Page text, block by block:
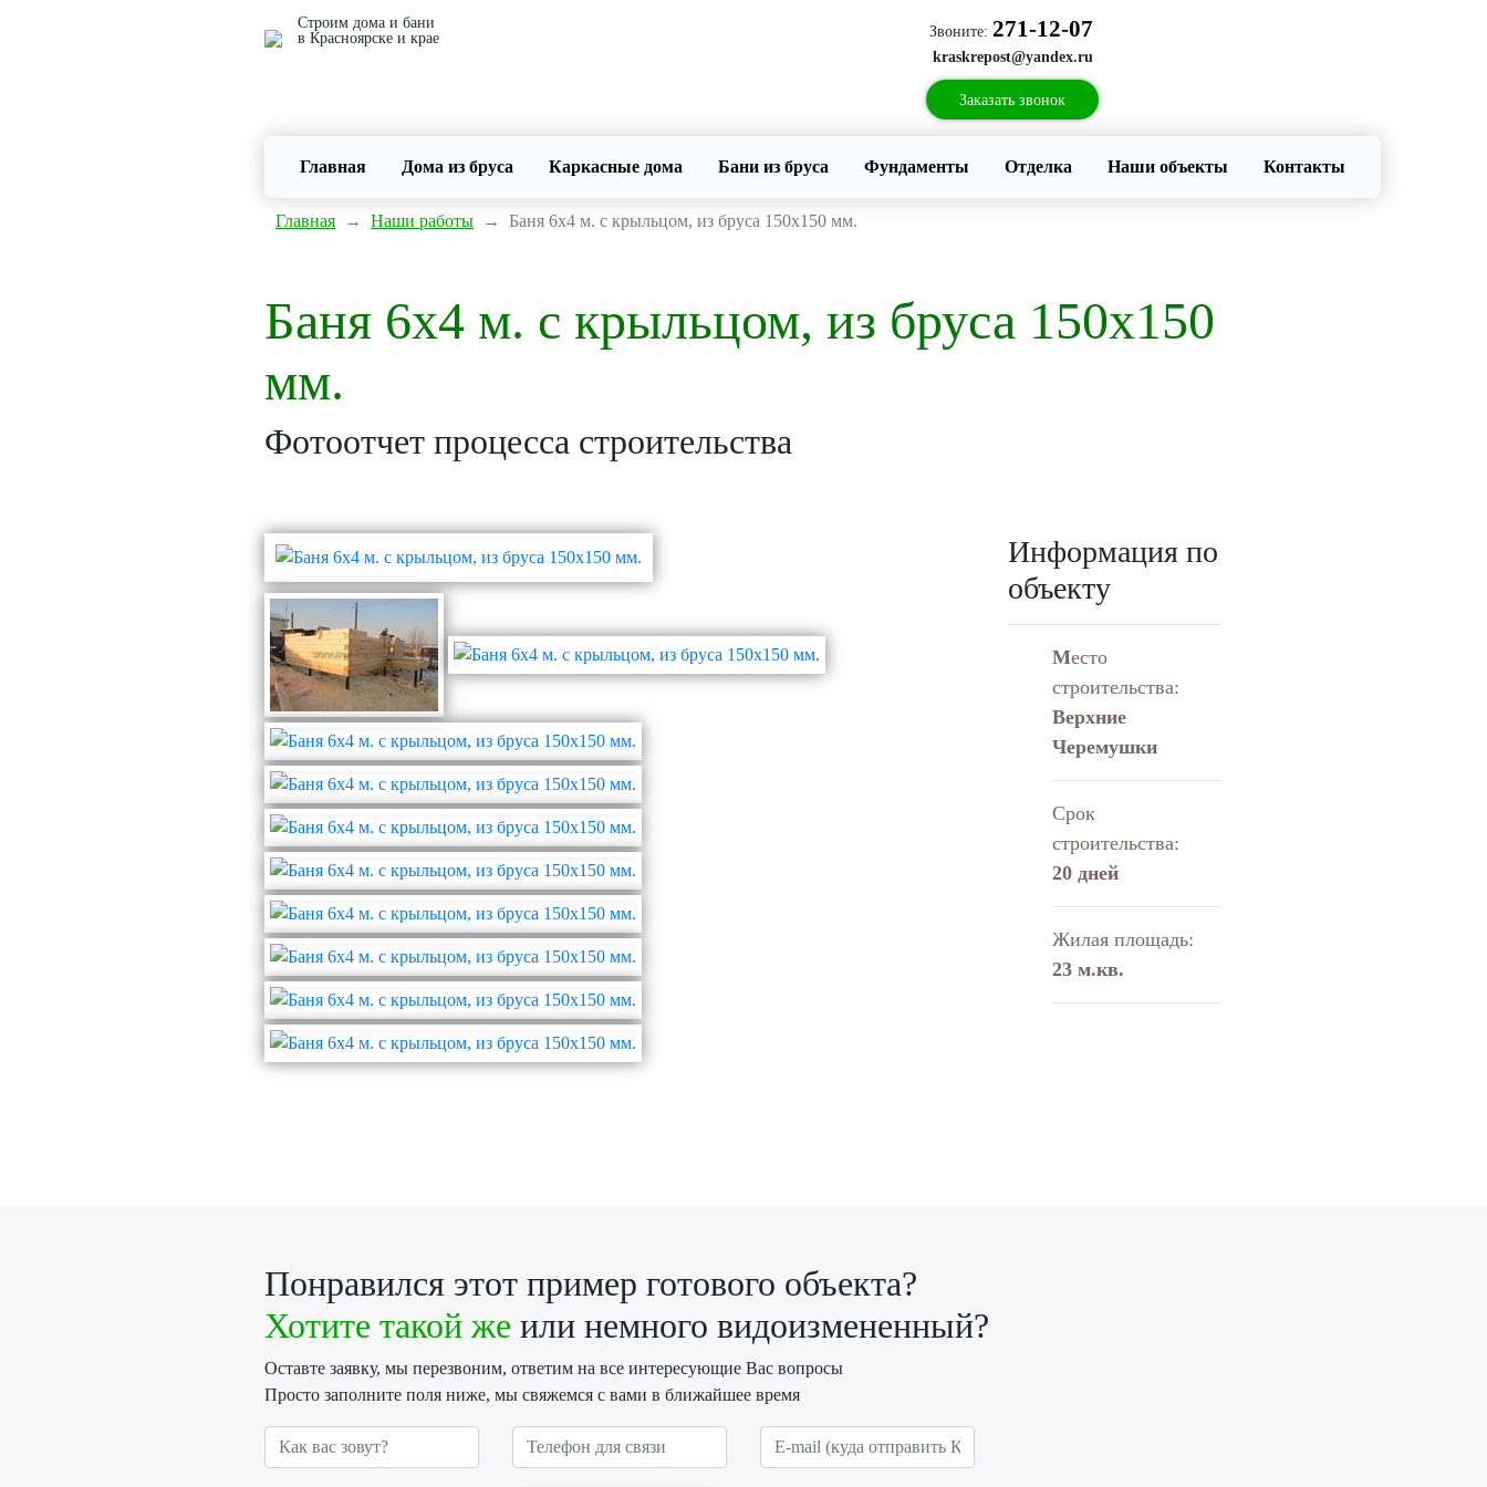
Строим дома и бани
в Красноярске и крае
Звоните: 271-12-07
kraskrepost@yandex.ru
Заказать звонок
Главная (current)Дома из бруса Каркасные дома Бани из бруса Фундаменты Отделка Наши объекты Контакты
Главная → Наши работы → Баня 6х4 м. с крыльцом, из бруса 150х150 мм.
Баня 6х4 м. с крыльцом, из бруса 150х150
мм.
Фотоотчет процесса строительства
Информация по
объекту
Место
строительства:
Верхние
Черемушки
Срок
строительства:
20 дней
Жилая площадь:
23 м.кв.
Понравился этот пример готового объекта?
Хотите такой же или немного видоизмененный?
Оставте заявку, мы перезвоним, ответим на все интересующие Вас вопросы
Просто заполните поля ниже, мы свяжемся с вами в ближайшее время